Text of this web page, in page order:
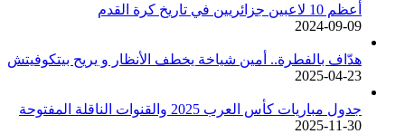
أعظم 10 لاعبين جزائريين في تاريخ كرة القدم
2024-09-09
هدّاف بالفطرة.. أمين شياخة يخطف الأنظار و يريح بيتكوفيتش
2025-04-23
جدول مباريات كأس العرب 2025 والقنوات الناقلة المفتوحة
2025-11-30